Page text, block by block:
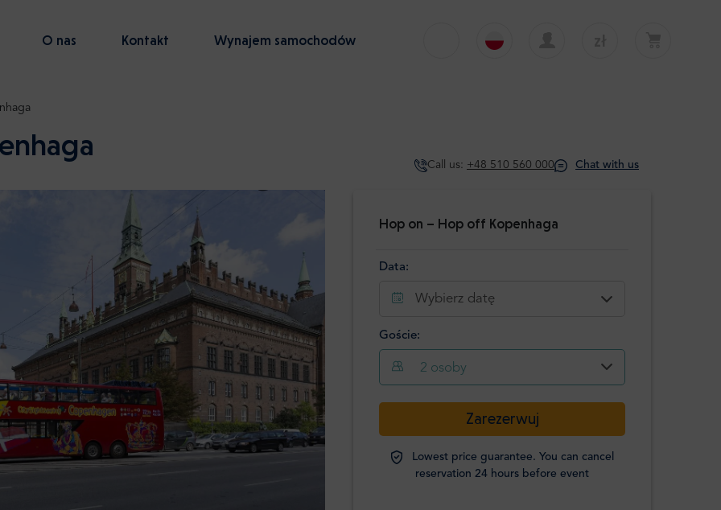
O nas Kontakt Wynajem samochodów
Deutsch
Español
Call us: +48 510 560 000 Chat with us
Hop on – Hop off Kopenhaga
Data:
Wybierz datę
Goście:
2 osoby
-
Studenci
-
Zarezerwuj
Lowest price guarantee. You can cancel
reservation 24 hours before event